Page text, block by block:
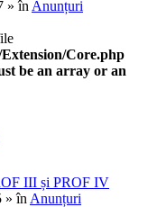
» în Anunțuri
Core.php
be an array or an
III și PROF IV
» în Anunțuri